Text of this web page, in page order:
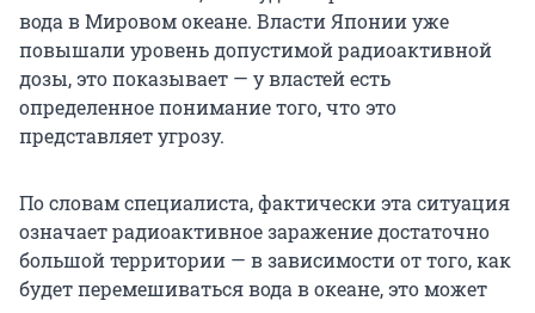
вода в Мировом океане. Власти Японии уже
повышали уровень допустимой радиоактивной
дозы, это показывает — у властей есть
определенное понимание того, что это
представляет угрозу.
По словам специалиста, фактически эта ситуация
означает радиоактивное заражение достаточно
большой территории — в зависимости от того, как
будет перемешиваться вода в океане, это может